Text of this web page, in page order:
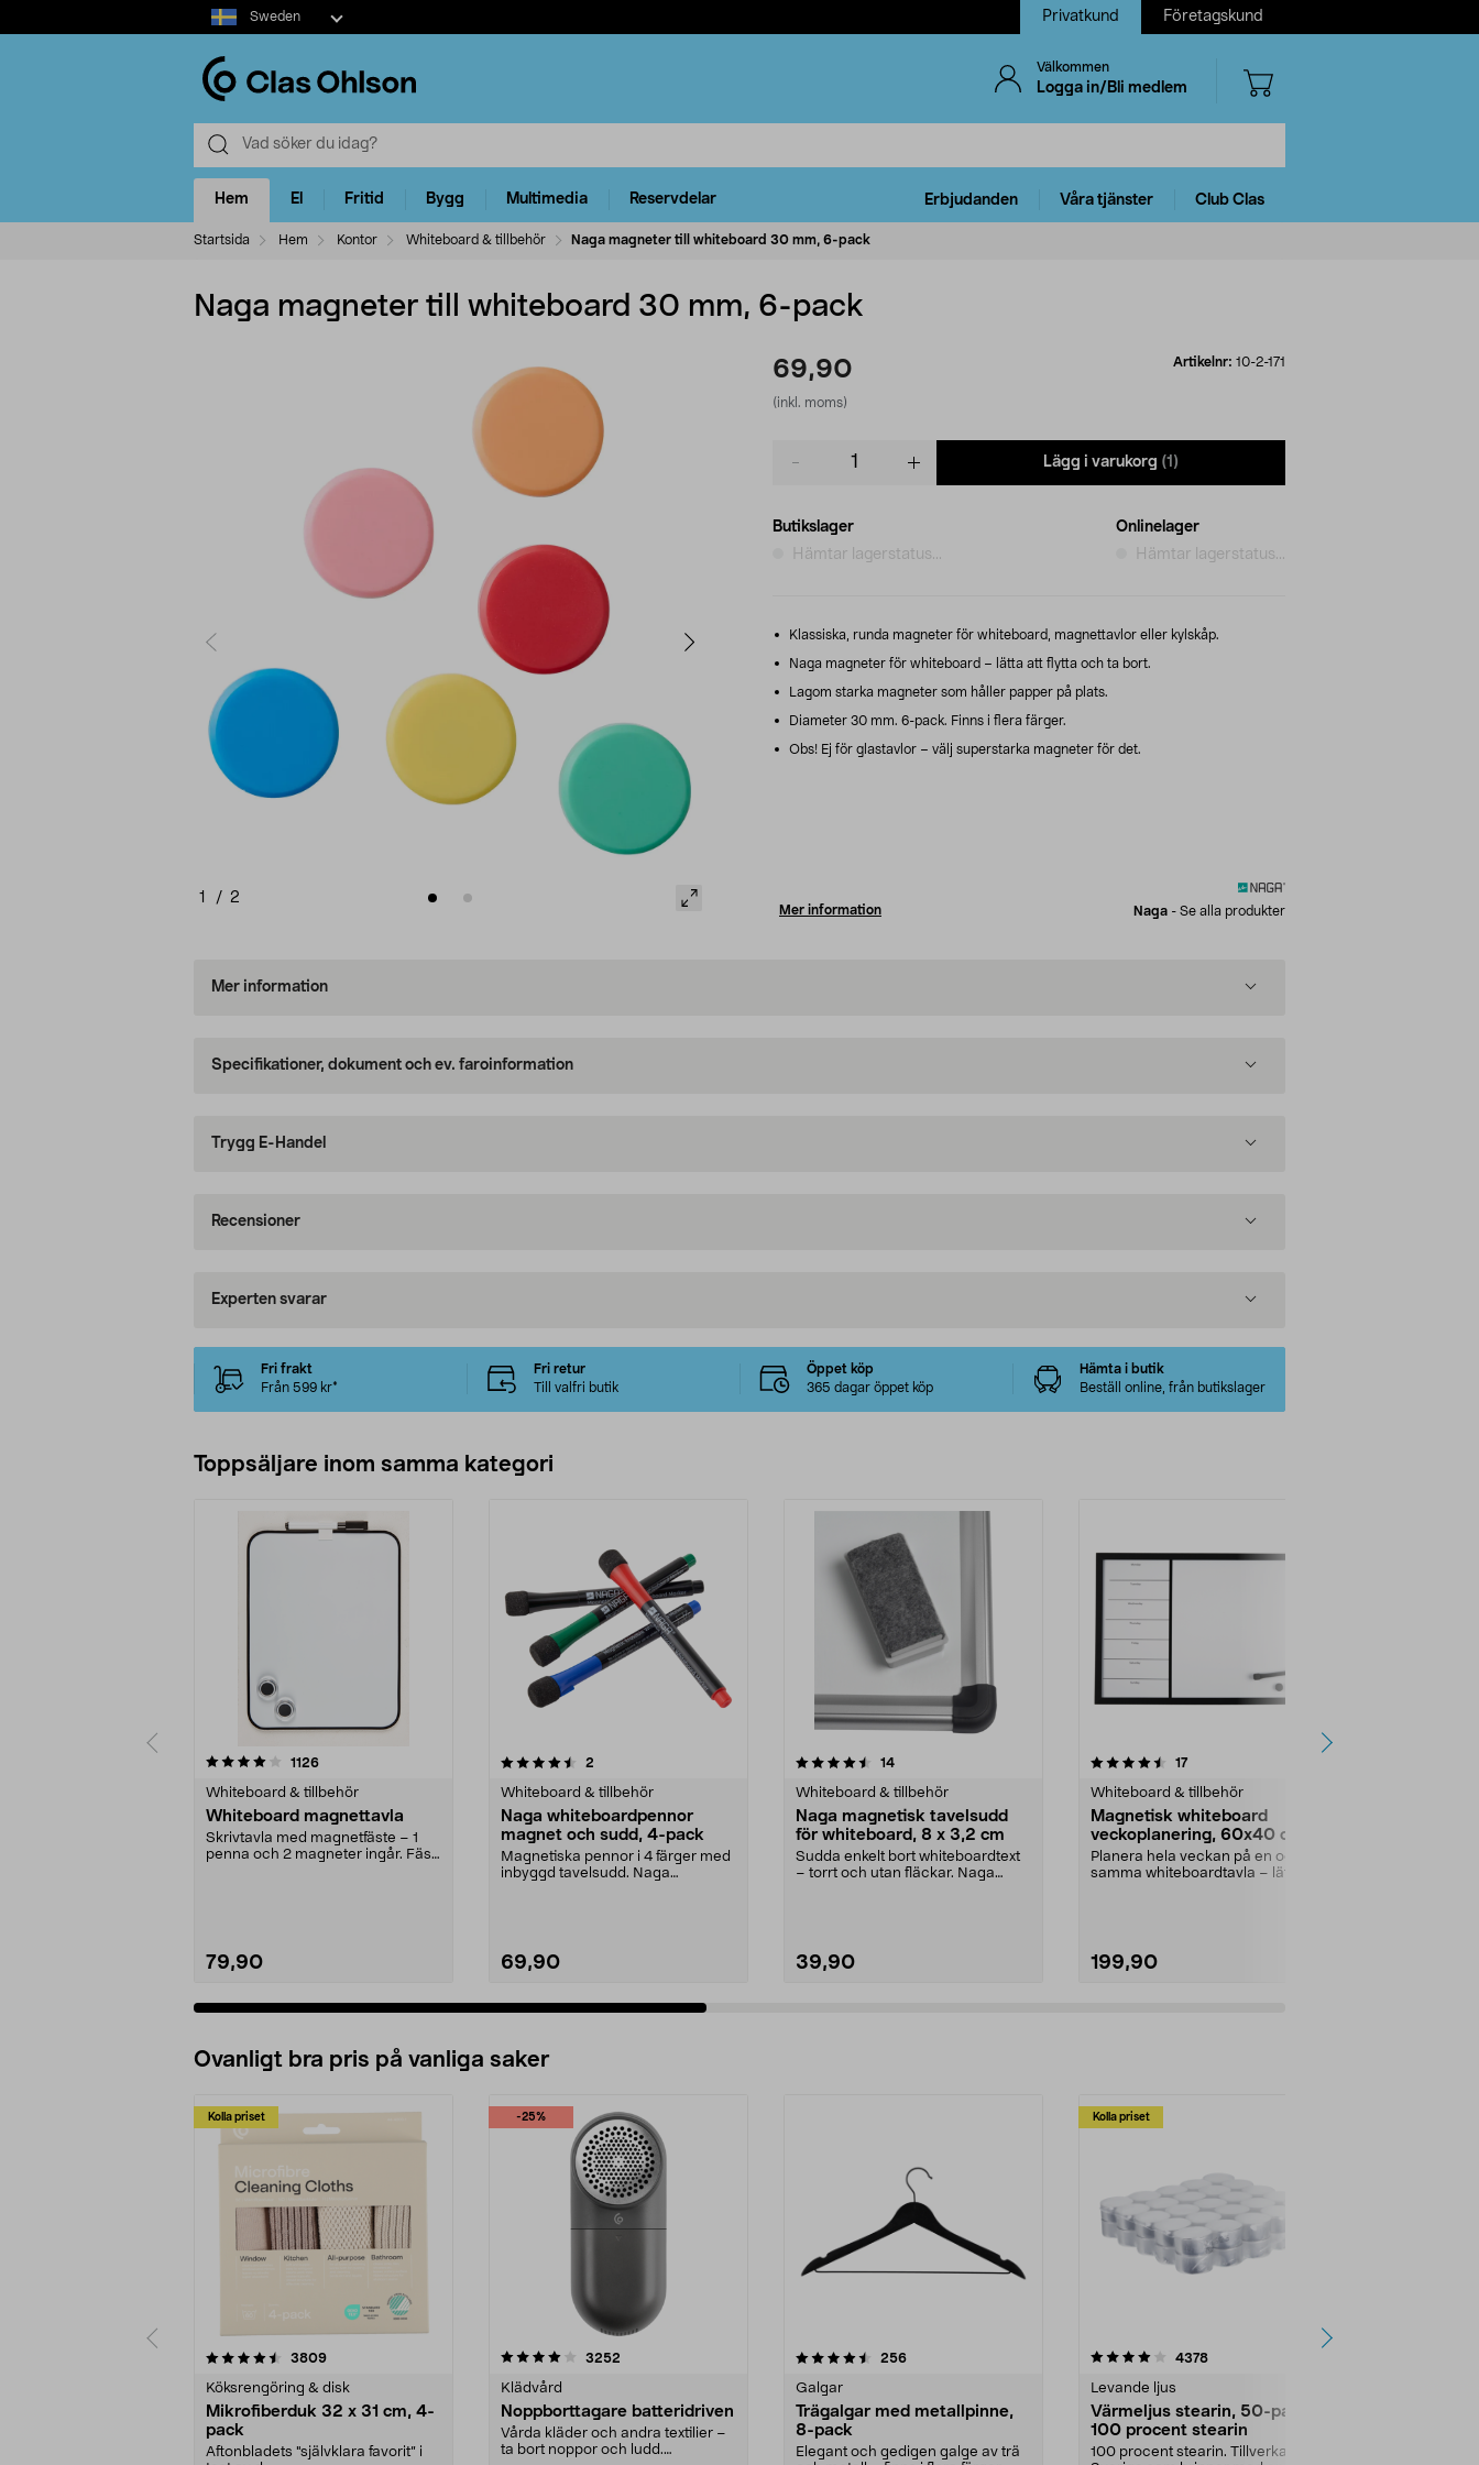
Select
market
Sweden Privatkund Företagskund
Välkommen
Logga in/Bli medlem
Hem El Fritid Bygg Multimedia Reservdelar Erbjudanden Våra tjänster Club Clas
Startsida Hem Kontor Whiteboard & tillbehör Naga magneter till whiteboard 30 mm, 6-pack
Naga magneter till whiteboard 30 mm, 6-pack
1 / 2
69,90
(inkl. moms)
Artikelnr: 10-2-171
Lägg i varukorg (1)
Butikslager
Hämtar lagerstatus...
Onlinelager
Hämtar lagerstatus...
Klassiska, runda magneter för whiteboard, magnettavlor eller kylskåp.
Naga magneter för whiteboard – lätta att flytta och ta bort.
Lagom starka magneter som håller papper på plats.
Diameter 30 mm. 6-pack. Finns i flera färger.
Obs! Ej för glastavlor – välj superstarka magneter för det.
Mer information Naga - Se alla produkter
Mer information
Specifikationer, dokument och ev. faroinformation
Trygg E-Handel
Recensioner
Experten svarar
Fri frakt
Från 599 kr*
Fri retur
Till valfri butik
Öppet köp
365 dagar öppet köp
Hämta i butik
Beställ online, från butikslager
Toppsäljare inom samma kategori
1126recensioner
Whiteboard & tillbehör
Whiteboard magnettavla
Skrivtavla med magnetfäste – 1
penna och 2 magneter ingår. Fäst
79,90
4.5 av 5 stjärnor 2
Whiteboard & tillbehör
Naga whiteboardpennor
magnet och sudd, 4-pack
Magnetiska pennor i 4 färger med
inbyggd tavelsudd. Naga
69,90
4.5 av 5 stjärnor 14recensioner
Whiteboard & tillbehör
Naga magnetisk tavelsudd
för whiteboard, 8 x 3,2 cm
Sudda enkelt bort whiteboardtext
– torrt och utan fläckar. Naga
39,90
4.5 av 5 stjärnor 17recensioner
Whiteboard & tillbehör
Magnetisk whiteboard
veckoplanering, 60x40 cm
Planera hela veckan på en och
samma whiteboardtavla – lätt att
199,90
4.0 av 5 stjärnor
Ovanligt bra pris på vanliga saker
Kolla priset
3809recensioner
Köksrengöring & disk
Mikrofiberduk 32 x 31 cm, 4-
pack
Aftonbladets "självklara favorit” i
-25%
4.0av 5 stjärnor 3252
Klädvård
Noppborttagare batteridriven
Vårda kläder och andra textilier –
ta bort noppor och ludd.
4.5av 5 stjärnor 256recensioner
Galgar
Trägalgar med metallpinne,
8-pack
Elegant och gedigen galge av trä
Kolla priset
4.0av 5 stjärnor 4378recensioner
Levande ljus
Värmeljus stearin, 50-pack,
100 procent stearin
100 procent stearin. Tillverkade i
4.5av 5 stjärnor